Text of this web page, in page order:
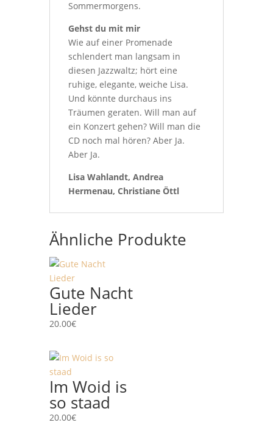
Sommermorgens.
Gehst du mit mir
Wie auf einer Promenade
schlendert man langsam in
diesen Jazzwaltz; hört eine
ruhige, elegante, weiche Lisa.
Und könnte durchaus ins
Träumen geraten. Will man auf
ein Konzert gehen? Will man die
CD noch mal hören? Aber Ja.
Aber Ja.
Lisa Wahlandt, Andrea
Hermenau, Christiane Öttl
Ähnliche Produkte
Gute Nacht
Lieder
20.00€
Im Woid is
so staad
20.00€